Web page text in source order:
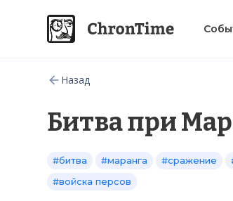
Назад
Битва при
#битва #маранга #сражение
#войска персов